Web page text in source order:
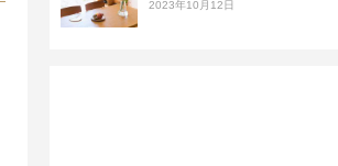
2023年10月12日